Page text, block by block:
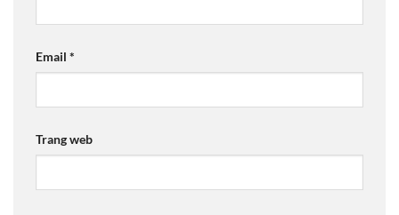
Email *
Trang web